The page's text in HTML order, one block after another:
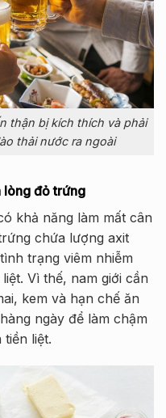
thận bị kích thích và phải
thải nước ra ngoài
lòng đỏ trứng
khả năng làm mất cân
chứa lượng axit
trạng viêm nhiễm
Vì thế, nam giới cần
kem và hạn chế ăn
ngày để làm chậm
liệt.